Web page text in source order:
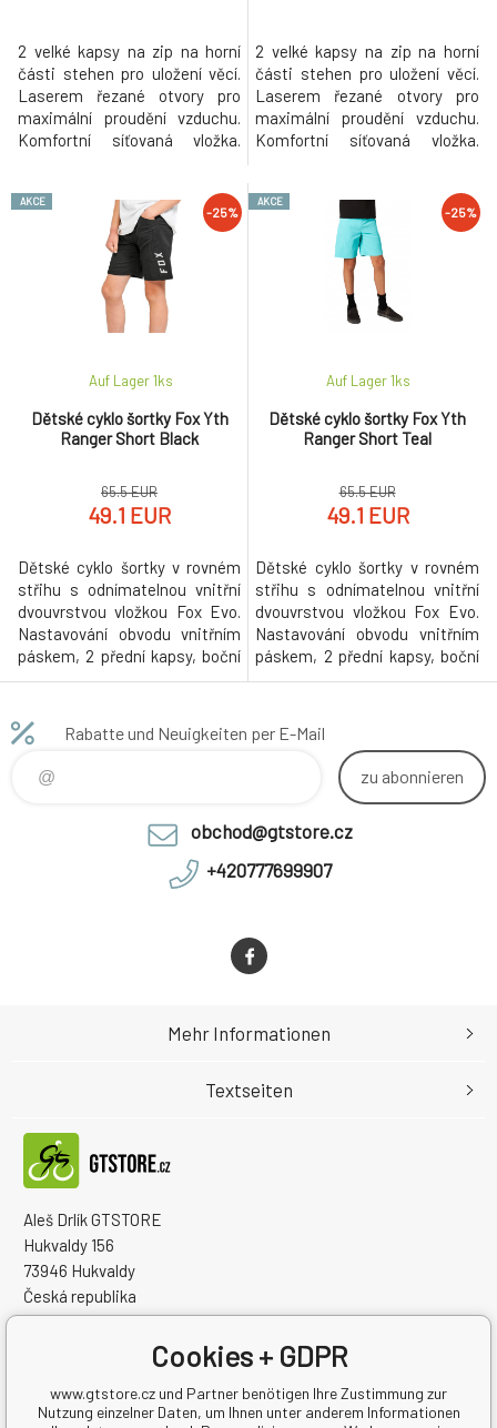
2 velké kapsy na zip na horní
části stehen pro uložení věcí.
Laserem řezané otvory pro
maximální proudění vzduchu.
Komfortní síťovaná vložka.
2 velké kapsy na zip na horní
části stehen pro uložení věcí.
Laserem řezané otvory pro
maximální proudění vzduchu.
Komfortní síťovaná vložka.
AKCE
-25%
Dětské cyklo šortky Fox Yth
Ranger Short Black
Auf Lager 1ks
65.5 EUR
49.1 EUR
Dětské cyklo šortky v rovném
střihu s odnímatelnou vnitřní
dvouvrstvou vložkou Fox Evo.
Nastavování obvodu vnitřním
páskem, 2 přední kapsy, boční
zip kapsa. Elastické RipStop
od těla a rychleji schne, odolný
DWR zátěr materiálu. Složení
materiálu: 92% nylon, 8%
spandex, vložka 83% polyester,
AKCE
-25%
Dětské cyklo šortky Fox Yth
Ranger Short Teal
Auf Lager 1ks
65.5 EUR
49.1 EUR
Dětské cyklo šortky v rovném
střihu s odnímatelnou vnitřní
dvouvrstvou vložkou Fox Evo.
Nastavování obvodu vnitřním
páskem, 2 přední kapsy, boční
zip kapsa. Elastické RipStop
DWR zátěr materiálu. Složení
materiálu: 92% nylon, 8%
spandex, vložka 83% polyester,
17% elastan. Pot
Rabatte und Neuigkeiten per E-Mail
zu abonnieren
obchod@gtstore.cz
+420777699907
Aleš Drlík GTSTORE
Hukvaldy 156
73946 Hukvaldy
Česká republika
Handelsregister Nr.: 68908792
Steuernum.: CZ7405084940
Mehr Informationen
Textseiten
Cookies + GDPR
www.gtstore.cz und Partner benötigen Ihre Zustimmung zur
Nutzung einzelner Daten, um Ihnen unter anderem Informationen